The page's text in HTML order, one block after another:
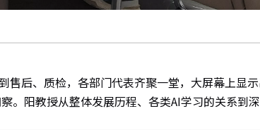
售后、质检，各部门代表齐聚一堂，大屏幕上
。阳教授从整体发展历程、各类AI学习的关系到